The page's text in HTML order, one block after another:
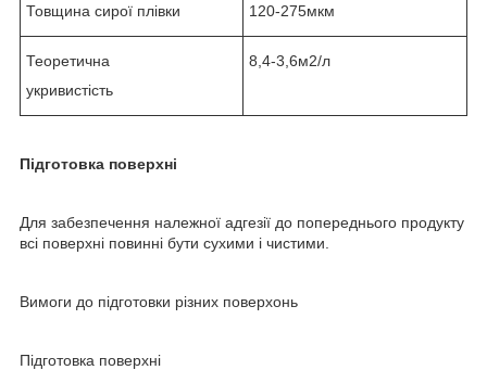
Товщина сирої плівки 120-275мкм
Теоретична
укривистість
8,4-3,6м2/л
Підготовка поверхні
Для забезпечення належної адгезії до попереднього продукту
всі поверхні повинні бути сухими і чистими.
Вимоги до підготовки різних поверхонь
Підготовка поверхні